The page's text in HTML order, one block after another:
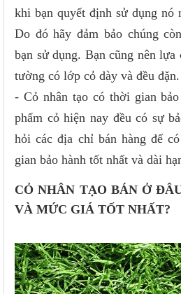
khi bạn quyết định sử dụng nó
Do đó hãy đảm bảo chúng
bạn sử dụng. Bạn cũng nên lựa
tường có lớp cỏ dày và đều đặn.
- Cỏ nhân tạo có thời gian
phẩm cỏ hiện nay đều có sự
hỏi các địa chỉ bán hàng để
gian bảo hành tốt nhất và dài
CỎ NHÂN TẠO BÁN Ở
VÀ MỨC GIÁ TỐT NHẤT?